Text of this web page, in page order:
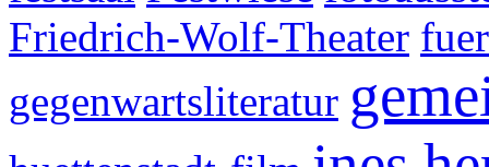
Friedrich-Wolf-Theater
gegenwartsliteratur